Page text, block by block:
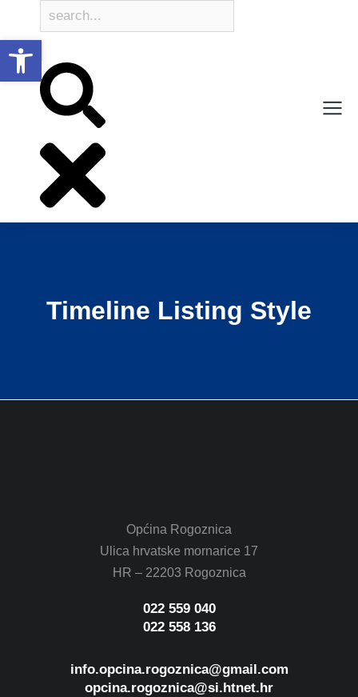
Timeline Listing Style
Općina Rogoznica
Ulica hrvatske mornarice 17
HR – 22203 Rogoznica
022 559 040
022 558 136
info.opcina.rogoznica@gmail.com
opcina.rogoznica@si.htnet.hr
Open toolbar